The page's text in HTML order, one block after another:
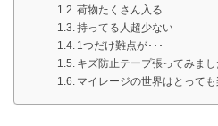
荷物たくさん入る
持ってる人超少ない
1つだけ難点が･･･
キズ防止テープ張ってみまし
マイレージの世界はとっても